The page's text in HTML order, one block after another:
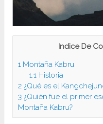
Indice De
1 Montaña Kabru
1.1Historia
2 ¿Qué es el
3 ¿Quién fue el primer
Montaña Kabru?